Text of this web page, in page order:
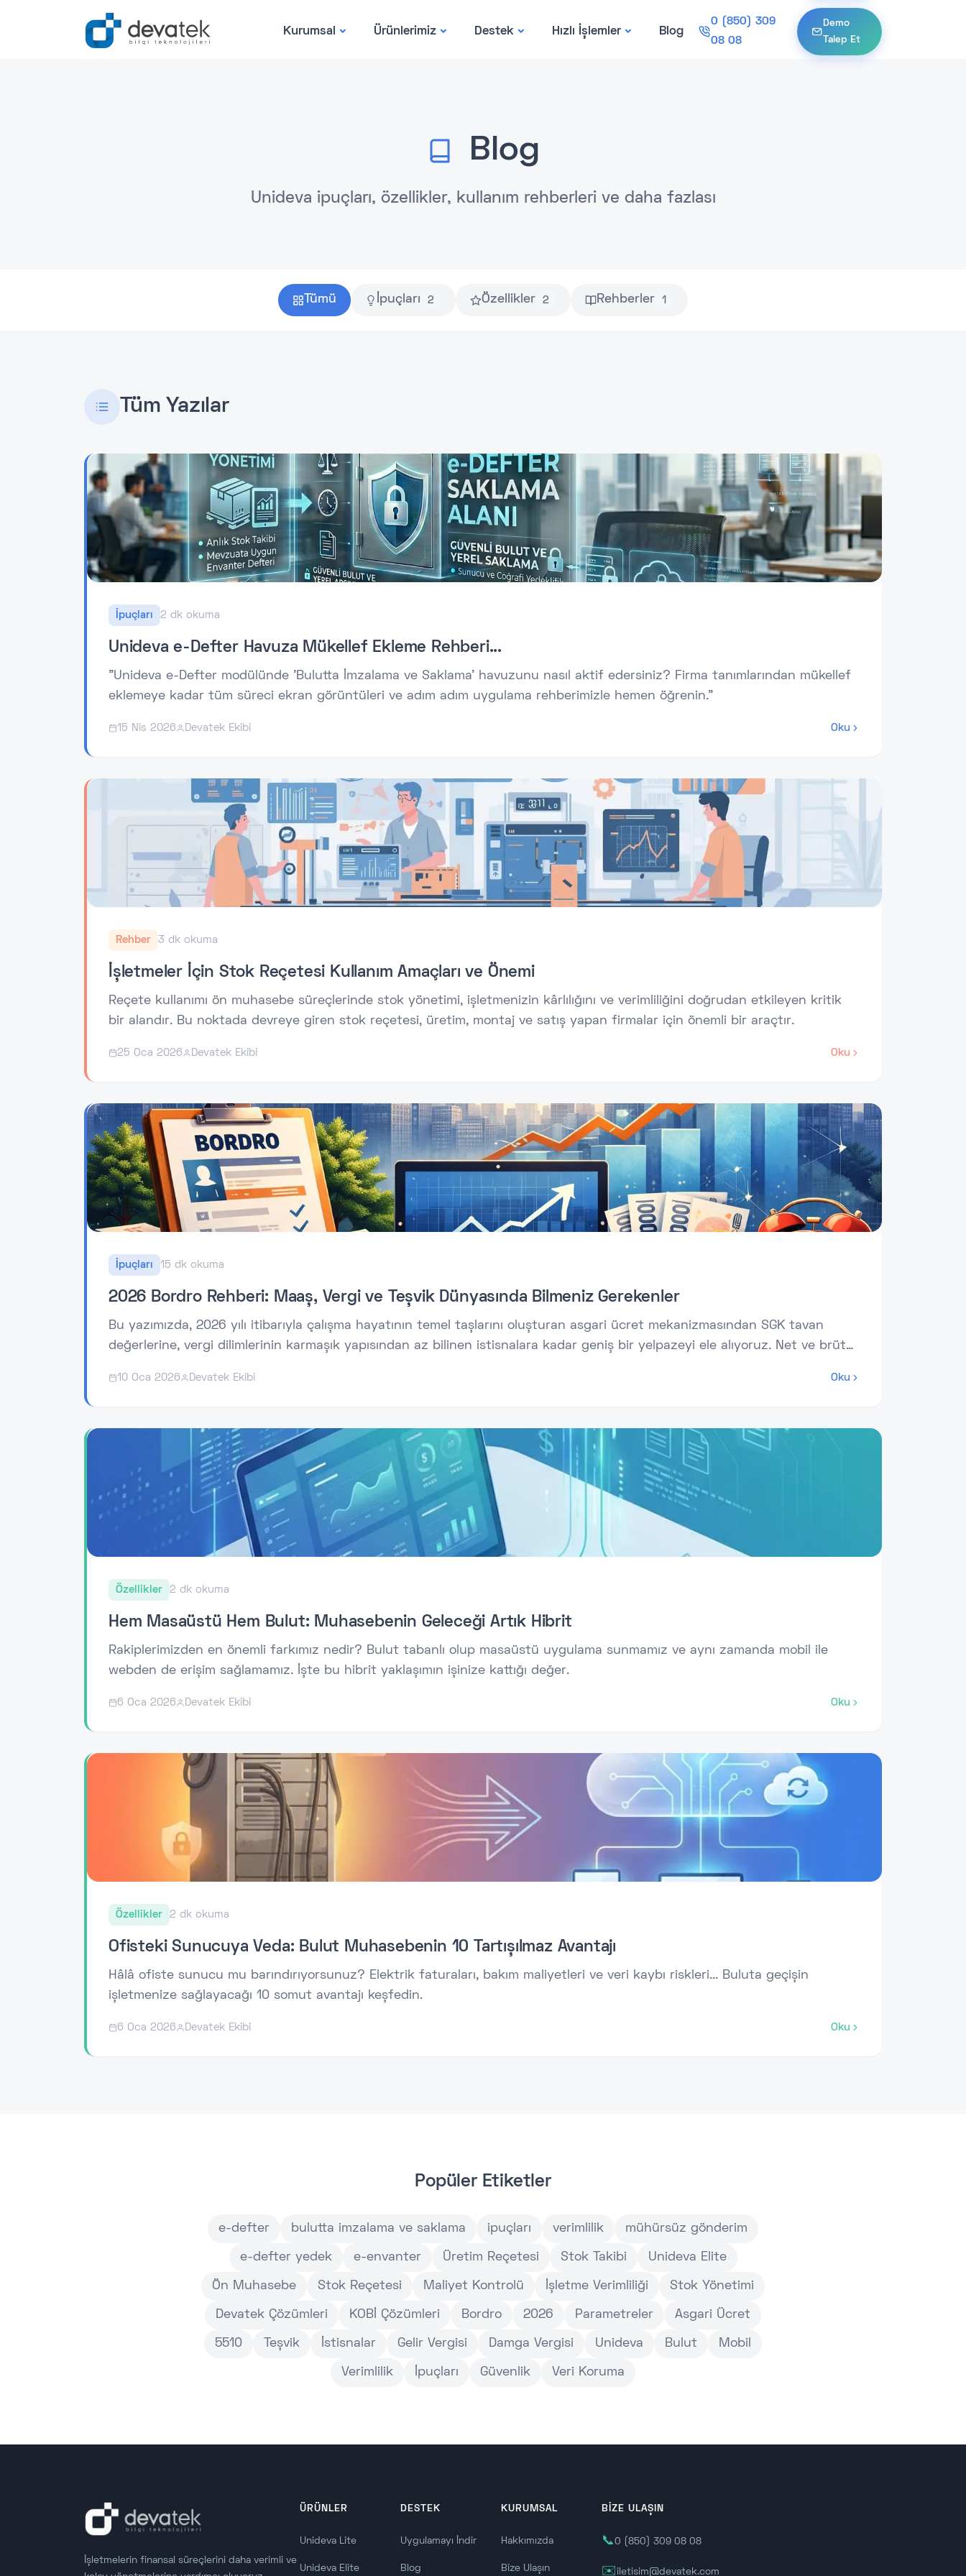
Kurumsal Ürünlerimiz Destek Hızlı İşlemler Blog
0 (850) 309
08 08
Demo
Talep Et
Blog
Unideva ipuçları, özellikler, kullanım rehberleri ve daha fazlası
Tümü İpuçları 2 Özellikler 2 Rehberler 1
Tüm Yazılar
İpuçları 2 dk okuma
Unideva e-Defter Havuza Mükellef Ekleme Rehberi...
"Unideva e-Defter modülünde 'Bulutta İmzalama ve Saklama' havuzunu nasıl aktif edersiniz? Firma tanımlarından mükellef
eklemeye kadar tüm süreci ekran görüntüleri ve adım adım uygulama rehberimizle hemen öğrenin."
15 Nis 2026 Devatek Ekibi Oku
Rehber 3 dk okuma
İşletmeler İçin Stok Reçetesi Kullanım Amaçları ve Önemi
Reçete kullanımı ön muhasebe süreçlerinde stok yönetimi, işletmenizin kârlılığını ve verimliliğini doğrudan etkileyen kritik
bir alandır. Bu noktada devreye giren stok reçetesi, üretim, montaj ve satış yapan firmalar için önemli bir araçtır.
25 Oca 2026 Devatek Ekibi Oku
İpuçları 15 dk okuma
2026 Bordro Rehberi: Maaş, Vergi ve Teşvik Dünyasında Bilmeniz Gerekenler
Bu yazımızda, 2026 yılı itibarıyla çalışma hayatının temel taşlarını oluşturan asgari ücret mekanizmasından SGK tavan
değerlerine, vergi dilimlerinin karmaşık yapısından az bilinen istisnalara kadar geniş bir yelpazeyi ele alıyoruz. Net ve brüt
sağlayacak bu rehber, finansal farkındalığınızı bir üst seviyeye taşıyacak.
10 Oca 2026 Devatek Ekibi Oku
Özellikler 2 dk okuma
Hem Masaüstü Hem Bulut: Muhasebenin Geleceği Artık Hibrit
Rakiplerimizden en önemli farkımız nedir? Bulut tabanlı olup masaüstü uygulama sunmamız ve aynı zamanda mobil ile
webden de erişim sağlamamız. İşte bu hibrit yaklaşımın işinize kattığı değer.
6 Oca 2026 Devatek Ekibi Oku
Özellikler 2 dk okuma
Ofisteki Sunucuya Veda: Bulut Muhasebenin 10 Tartışılmaz Avantajı
Hâlâ ofiste sunucu mu barındırıyorsunuz? Elektrik faturaları, bakım maliyetleri ve veri kaybı riskleri... Buluta geçişin
işletmenize sağlayacağı 10 somut avantajı keşfedin.
6 Oca 2026 Devatek Ekibi Oku
Popüler Etiketler
e-defter bulutta imzalama ve saklama ipuçları verimlilik mühürsüz gönderim
e-defter yedek e-envanter Üretim Reçetesi Stok Takibi Unideva Elite
Ön Muhasebe Stok Reçetesi Maliyet Kontrolü İşletme Verimliliği Stok Yönetimi
Devatek Çözümleri KOBİ Çözümleri Bordro 2026 Parametreler Asgari Ücret
5510 Teşvik İstisnalar Gelir Vergisi Damga Vergisi Unideva Bulut Mobil
Verimlilik İpuçları Güvenlik Veri Koruma
İşletmelerin finansal süreçlerini daha verimli ve
ÜRÜNLER
Unideva Lite
Unideva Elite
DESTEK
Uygulamayı İndir
Blog
KURUMSAL
Hakkımızda
Bize Ulaşın
BİZE ULAŞIN
📞0 (850) 309 08 08
✉️iletisim@devatek.com